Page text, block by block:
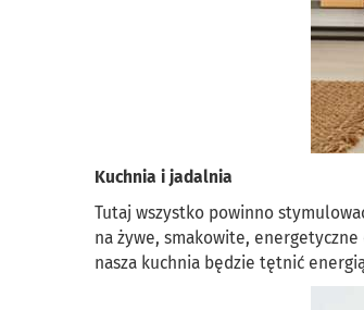
Kuchnia i jadalnia
Tutaj wszystko powinno
na żywe, smakowite,
nasza kuchnia będzie tętnić